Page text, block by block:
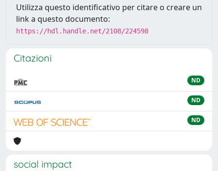
Utilizza questo identificativo per citare o creare un
link a questo documento:
https://hdl.handle.net/2108/224598
Citazioni
ND
ND
ND
social impact